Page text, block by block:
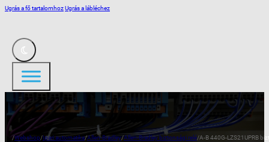
Ugrás a fő tartalomhozUgrás a lábléchez
/Webshop/Ipari automatika/Allen-Bradley/Allen-Bradley biztonsági relé/A-B 440G-LZS21UPRB